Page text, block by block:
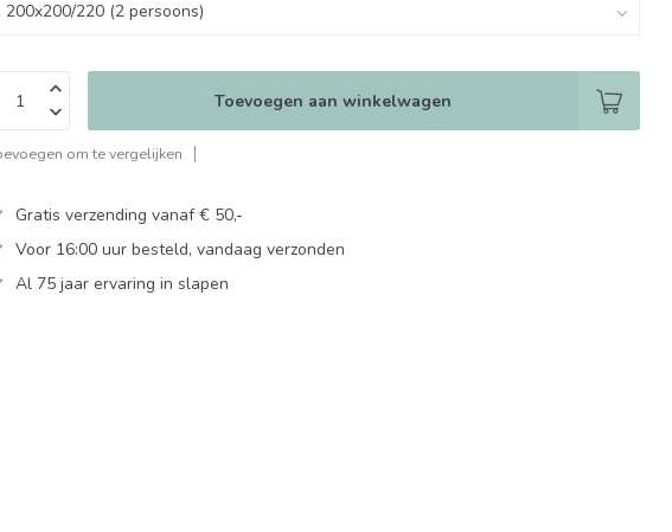
Toevoegen aan winkelwagen
om te vergelijken
Gratis verzending vanaf € 50,-
Voor 16:00 uur besteld, vandaag verzonden
Al 75 jaar ervaring in slapen